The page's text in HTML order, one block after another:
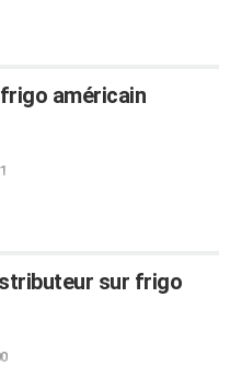
américain
sur frigo